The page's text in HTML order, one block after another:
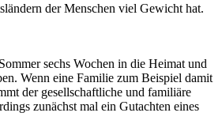
der Menschen viel Gewicht hat.
sechs Wochen in die Heimat und
Wenn eine Familie zum Beispiel damit
der gesellschaftliche und familiäre
zunächst mal ein Gutachten eines